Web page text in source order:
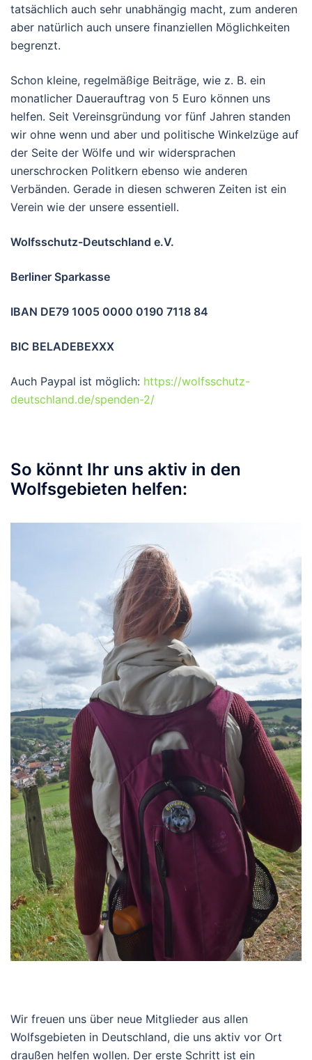
tatsächlich auch sehr unabhängig macht, zum anderen
aber natürlich auch unsere finanziellen Möglichkeiten
begrenzt.
Schon kleine, regelmäßige Beiträge, wie z. B. ein
monatlicher Dauerauftrag von 5 Euro können uns
helfen. Seit Vereinsgründung vor fünf Jahren standen
wir ohne wenn und aber und politische Winkelzüge auf
der Seite der Wölfe und wir widersprachen
unerschrocken Politkern ebenso wie anderen
Verbänden. Gerade in diesen schweren Zeiten ist ein
Verein wie der unsere essentiell.
Wolfsschutz-Deutschland e.V.
Berliner Sparkasse
IBAN DE79 1005 0000 0190 7118 84
BIC BELADEBEXXX
Auch Paypal ist möglich: https://wolfsschutz-
deutschland.de/spenden-2/
So könnt Ihr uns aktiv in den
Wolfsgebieten helfen:
Wir freuen uns über neue Mitglieder aus allen
Wolfsgebieten in Deutschland, die uns aktiv vor Ort
draußen helfen wollen. Der erste Schritt ist ein